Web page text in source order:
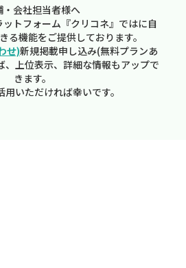
・会社担当者様へ
トフォーム『クリコネ』ではに自
る機能をご提供しております。
せ)新規掲載申し込み(無料プランあ
、上位表示、詳細な情報もアップで
きます。
用いただければ幸いです。